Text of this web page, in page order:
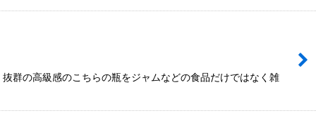
群の高級感のこちらの瓶をジャムなどの食品だけではなく雑